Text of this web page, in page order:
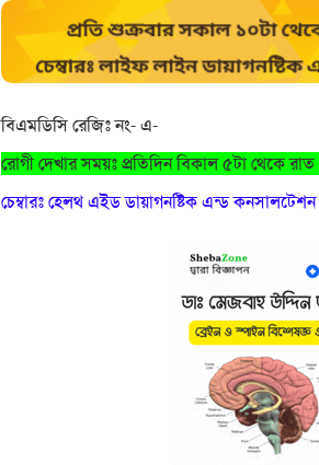
বিএমডিসি রেজিঃ নং- এ-
রোগী দেখার সময়ঃ প্রতিদিন বিকাল ৫টা থেকে রাত
চেম্বারঃ হেলথ এইড ডায়াগনষ্টিক এন্ড কনসালটেশন